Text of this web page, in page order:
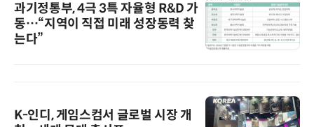
과기정통부, 4극 3특 자율형 R&D 가
동…“지역이 직접 미래 성장동력 찾
는다”
K-인디, 게임스컴서 글로벌 시장 개